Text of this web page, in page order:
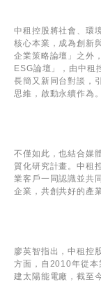
中租控股將社會、環
核心本業，成為創新
企業策略論壇」之外
ESG論壇」，由中租
長簡又新同台對談，
思維，啟動永續作為。
不僅如此，也結合媒
質化研究計畫。中租
業客戶一同認識並共
企業，共創共好的產
廖英智指出，中租控
方面，自2010年從本
建太陽能電廠，截至